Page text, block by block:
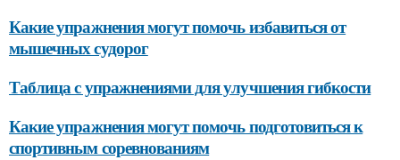
Какие упражнения могут помочь избавиться от
мышечных судорог
Таблица с упражнениями для улучшения гибкости
Какие упражнения могут помочь подготовиться к
спортивным соревнованиям